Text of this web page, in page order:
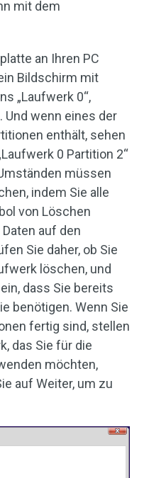
mit dem
an Ihren PC
Bildschirm mit
„Laufwerk 0“,
Und wenn eines der
enthält, sehen
0 Partition 2“
müssen
indem Sie alle
von Löschen
auf den
Sie daher, ob Sie
löschen, und
dass Sie bereits
benötigen. Wenn Sie
fertig sind, stellen
das Sie für die
möchten,
auf Weiter, um zu